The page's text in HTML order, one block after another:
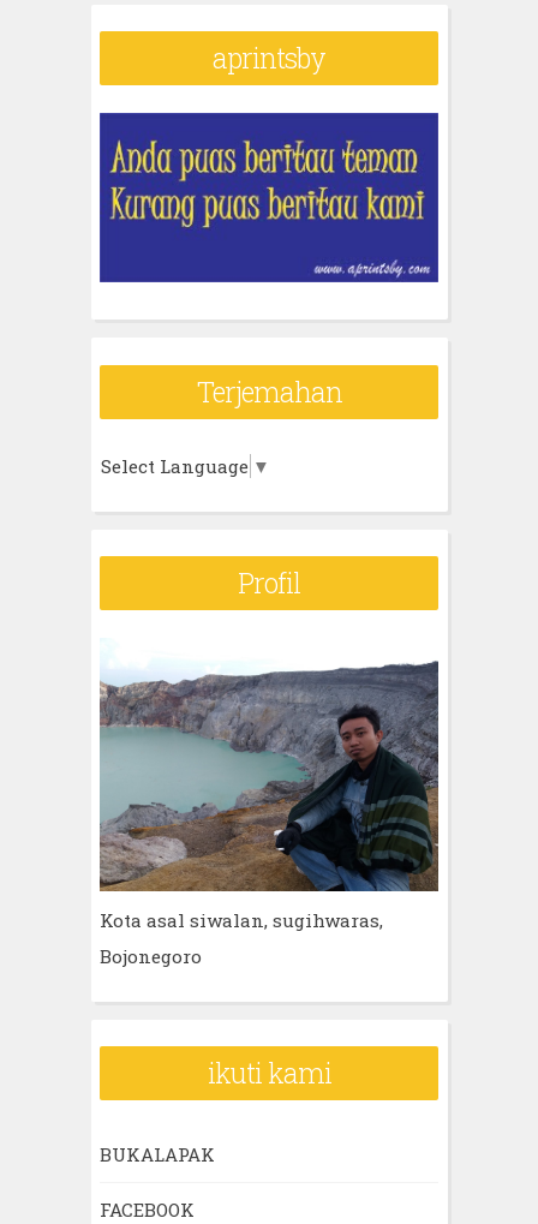
aprintsby
Terjemahan
Select Language ▼
Profil
Kota asal siwalan, sugihwaras,
Bojonegoro
ikuti kami
BUKALAPAK
FACEBOOK